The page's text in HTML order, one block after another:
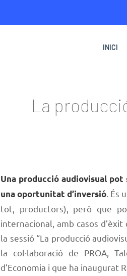
INICI
La
Una producció audiovisual
una oportunitat d’inversió .
tot, productors), però que
internacional, amb casos
la sessió “La producció
la col·laboració de PROA,
d’Economia i que ha inaugurat